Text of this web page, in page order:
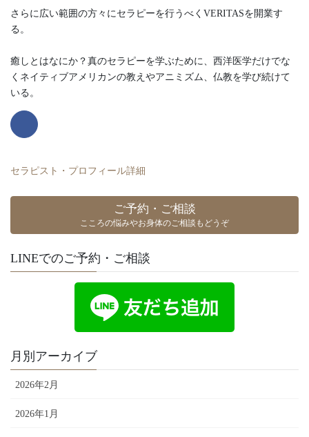
さらに広い範囲の方々にセラピーを行うべくVERITASを開業す
る。
癒しとはなにか？真のセラピーを学ぶために、西洋医学だけでな
くネイティブアメリカンの教えやアニミズム、仏教を学び続けて
いる。
セラピスト・プロフィール詳細
ご予約・ご相談
こころの悩みやお身体のご相談もどうぞ
LINEでのご予約・ご相談
月別アーカイブ
2026年2月
2026年1月